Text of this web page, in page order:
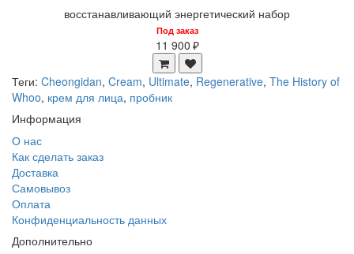
восстанавливающий энергетический набор
Под заказ
11 900 ₽
Теги: Cheongidan, Cream, Ultimate, Regenerative, The History of
Whoo, крем для лица, пробник
Информация
О нас
Как сделать заказ
Доставка
Самовывоз
Оплата
Конфиденциальность данных
Дополнительно